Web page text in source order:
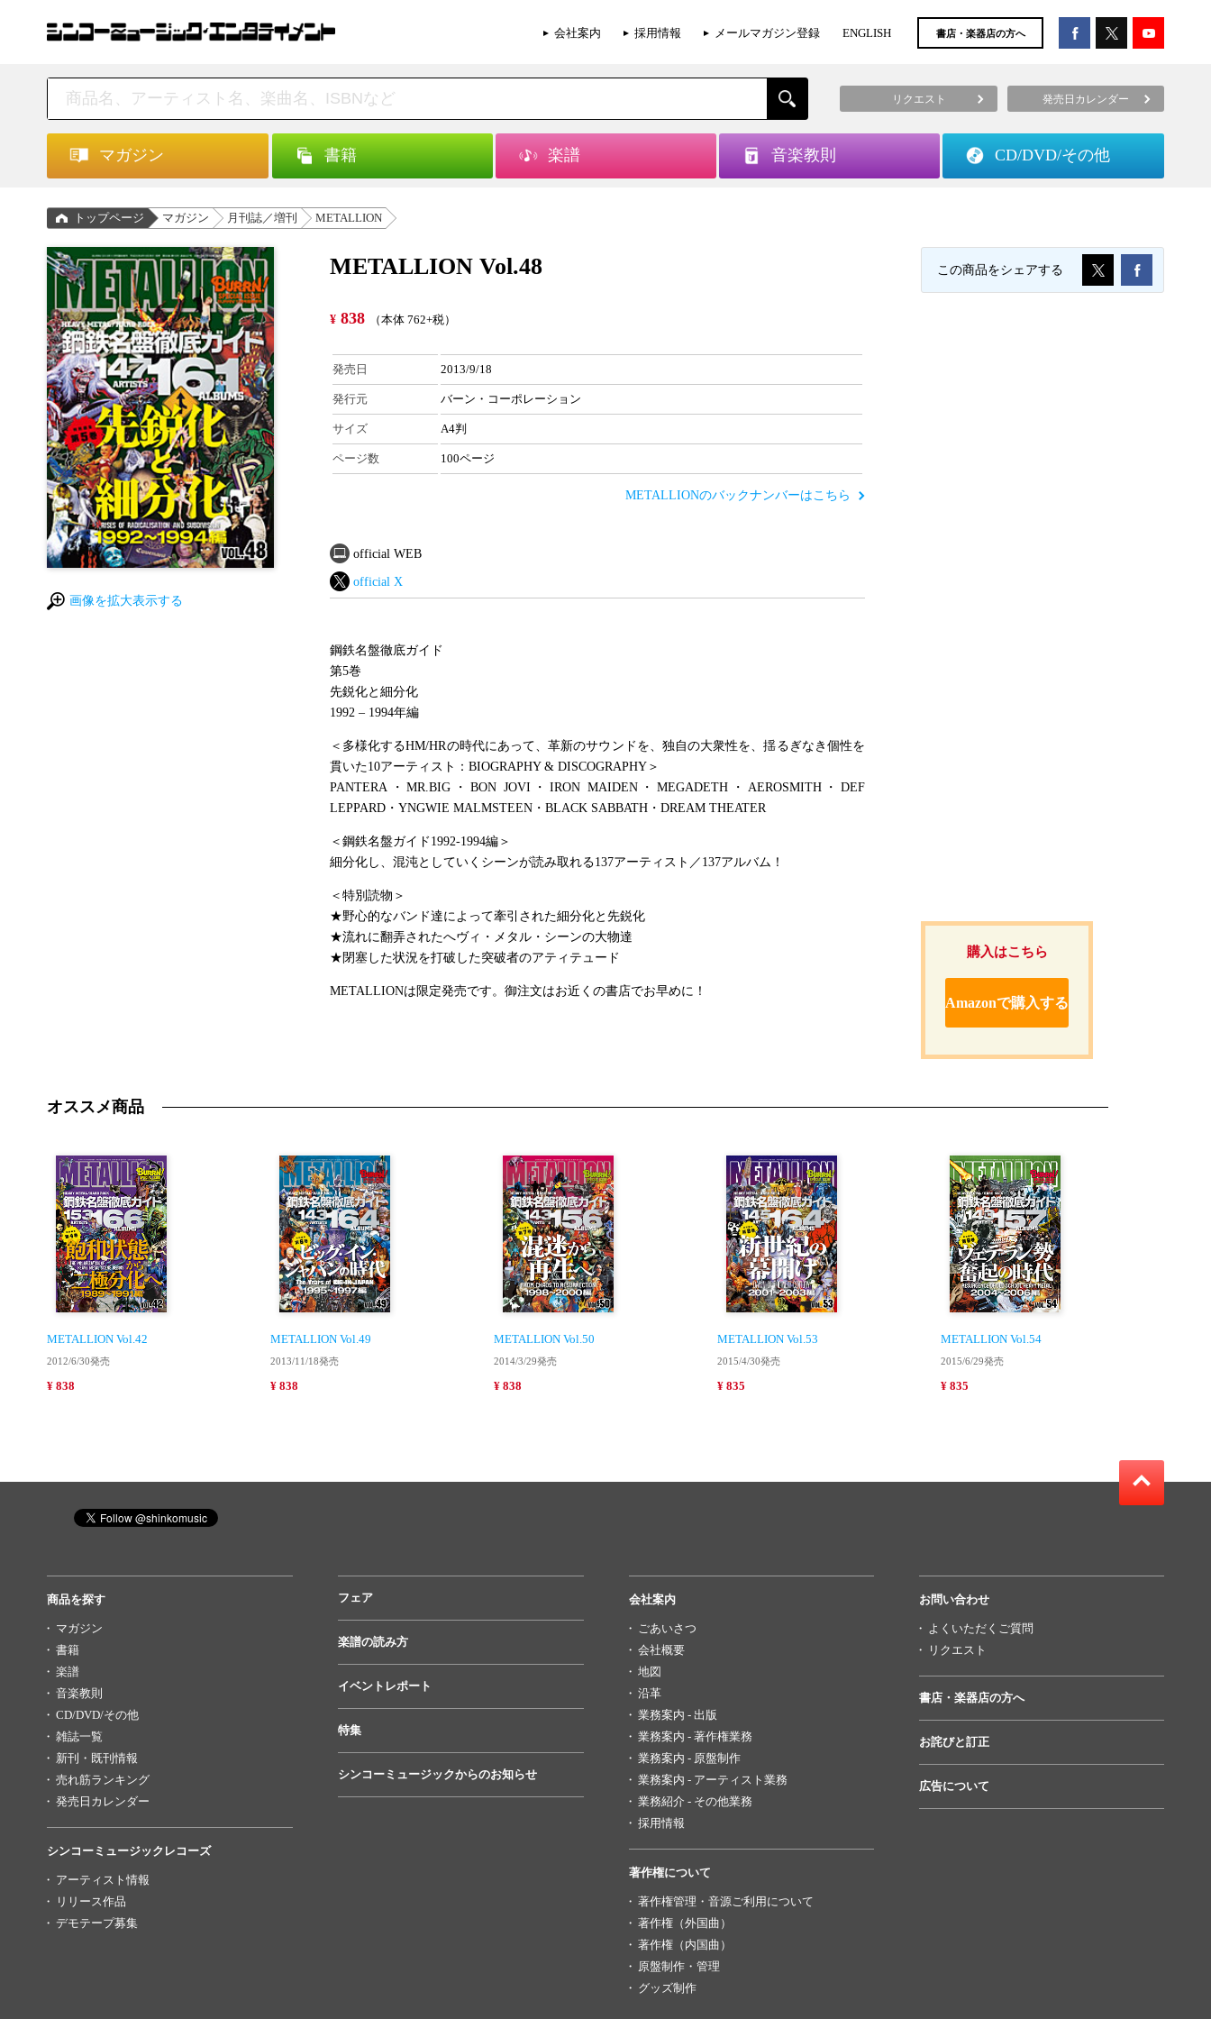
会社案内 採用情報 メールマガジン登録 ENGLISH 書店・楽器店の方へ
リクエスト 発売日カレンダー
マガジン 書籍 楽譜 音楽教則 CD/DVD/その他
トップページ マガジン 月刊誌／増刊 METALLION
画像を拡大表示する
METALLION Vol.48
¥ 838 （本体 762+税）
発売日 2013/9/18
発行元 バーン・コーポレーション
サイズ A4判
ページ数 100ページ
METALLIONのバックナンバーはこちら
official WEB
official X
鋼鉄名盤徹底ガイド
第5巻
先鋭化と細分化
1992 – 1994年編
＜多様化するHM/HRの時代にあって、革新のサウンドを、独自の大衆性を、揺るぎなき個性を
貫いた10アーティスト：BIOGRAPHY & DISCOGRAPHY＞
PANTERA・MR.BIG・BON JOVI・IRON MAIDEN・MEGADETH・AEROSMITH・DEF
LEPPARD・YNGWIE MALMSTEEN・BLACK SABBATH・DREAM THEATER
＜鋼鉄名盤ガイド1992-1994編＞
細分化し、混沌としていくシーンが読み取れる137アーティスト／137アルバム！
＜特別読物＞
★野心的なバンド達によって牽引された細分化と先鋭化
★流れに翻弄されたへヴィ・メタル・シーンの大物達
★閉塞した状況を打破した突破者のアティテュード
METALLIONは限定発売です。御注文はお近くの書店でお早めに！
購入はこちら
Amazonで購入する
この商品をシェアする
オススメ商品
METALLION Vol.42
2012/6/30発売
¥ 838
METALLION Vol.49
2013/11/18発売
¥ 838
METALLION Vol.50
2014/3/29発売
¥ 838
METALLION Vol.53
2015/4/30発売
¥ 835
METALLION Vol.54
2015/6/29発売
¥ 835
商品を探す
マガジン
書籍
楽譜
音楽教則
CD/DVD/その他
雑誌一覧
新刊・既刊情報
売れ筋ランキング
発売日カレンダー
シンコーミュージックレコーズ
アーティスト情報
リリース作品
デモテープ募集
フェア
楽譜の読み方
イベントレポート
特集
シンコーミュージックからのお知らせ
会社案内
ごあいさつ
会社概要
地図
沿革
業務案内 - 出版
業務案内 - 著作権業務
業務案内 - 原盤制作
業務案内 - アーティスト業務
業務紹介 - その他業務
採用情報
著作権について
著作権管理・音源ご利用について
著作権（外国曲）
著作権（内国曲）
原盤制作・管理
グッズ制作
お問い合わせ
よくいただくご質問
リクエスト
書店・楽器店の方へ
お詫びと訂正
広告について